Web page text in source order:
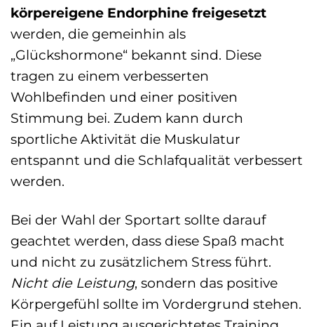
körpereigene Endorphine freigesetzt
werden, die gemeinhin als
„Glückshormone“ bekannt sind. Diese
tragen zu einem verbesserten
Wohlbefinden und einer positiven
Stimmung bei. Zudem kann durch
sportliche Aktivität die Muskulatur
entspannt und die Schlafqualität verbessert
werden.
Bei der Wahl der Sportart sollte darauf
geachtet werden, dass diese Spaß macht
und nicht zu zusätzlichem Stress führt.
Nicht die Leistung, sondern das positive
Körpergefühl sollte im Vordergrund stehen.